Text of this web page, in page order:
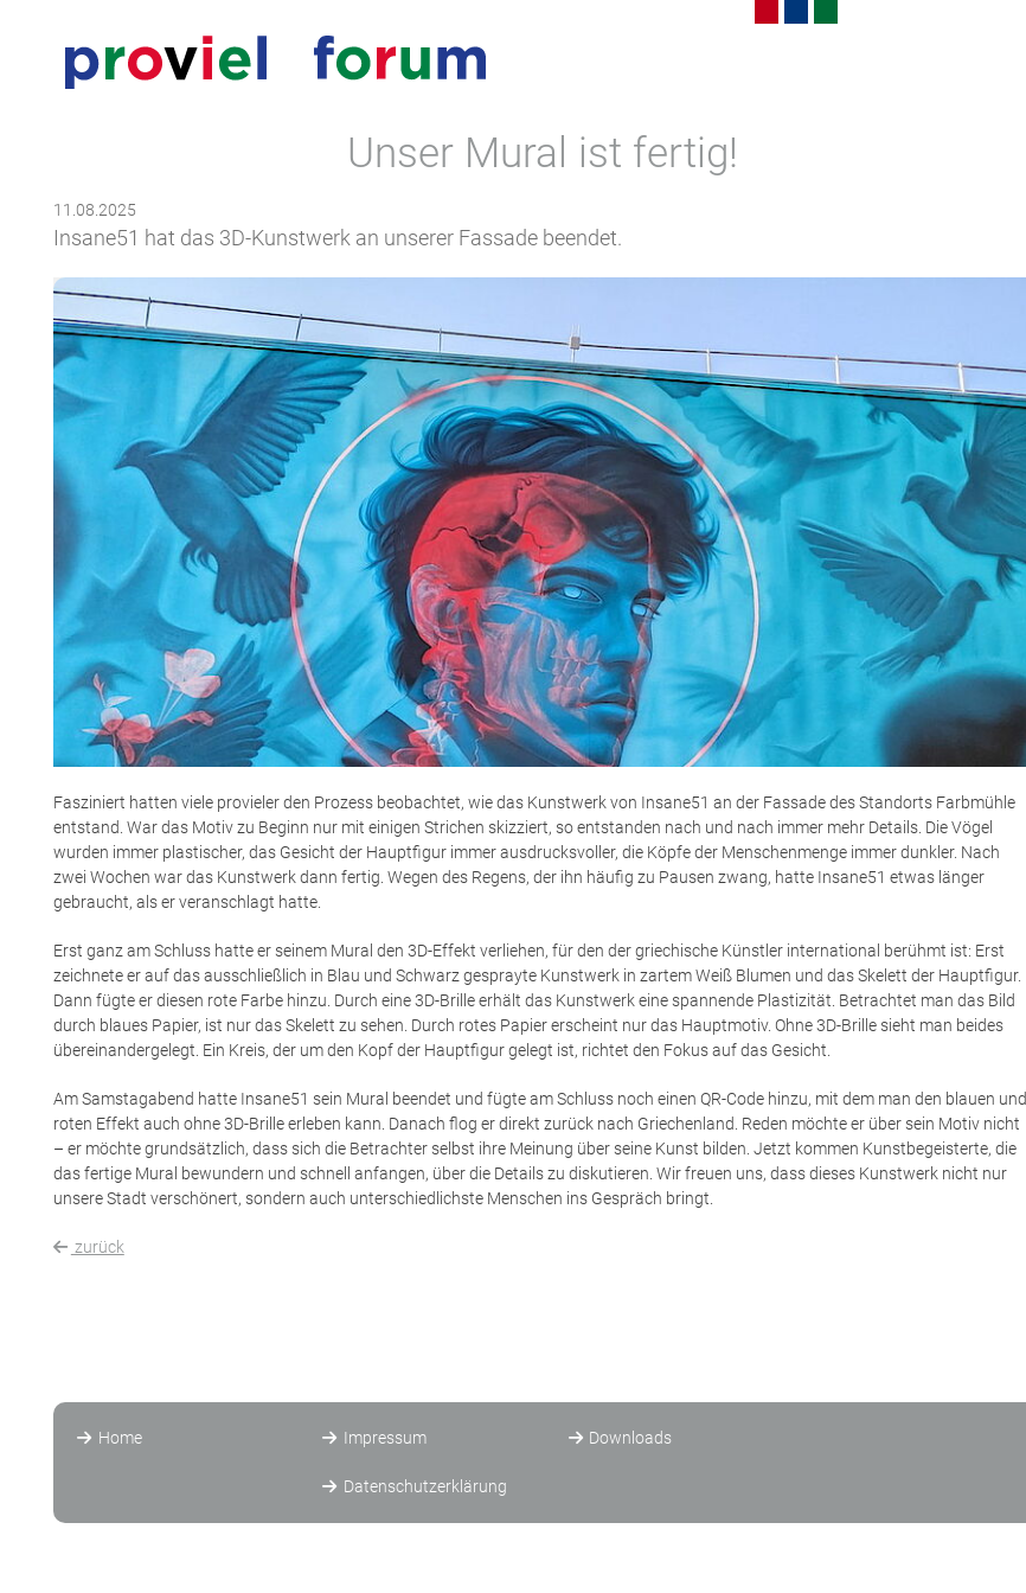
Unser Mural ist fertig!
11.08.2025
Insane51 hat das 3D-Kunstwerk an unserer Fassade beendet.
Fasziniert hatten viele provieler den Prozess beobachtet, wie das Kunstwerk von Insane51 an der Fassade des Standorts Farbmühle
entstand. War das Motiv zu Beginn nur mit einigen Strichen skizziert, so entstanden nach und nach immer mehr Details. Die Vögel
wurden immer plastischer, das Gesicht der Hauptfigur immer ausdrucksvoller, die Köpfe der Menschenmenge immer dunkler. Nach
zwei Wochen war das Kunstwerk dann fertig. Wegen des Regens, der ihn häufig zu Pausen zwang, hatte Insane51 etwas länger
gebraucht, als er veranschlagt hatte.
Erst ganz am Schluss hatte er seinem Mural den 3D-Effekt verliehen, für den der griechische Künstler international berühmt ist: Erst
zeichnete er auf das ausschließlich in Blau und Schwarz gesprayte Kunstwerk in zartem Weiß Blumen und das Skelett der Hauptfigur.
Dann fügte er diesen rote Farbe hinzu. Durch eine 3D-Brille erhält das Kunstwerk eine spannende Plastizität. Betrachtet man das Bild
durch blaues Papier, ist nur das Skelett zu sehen. Durch rotes Papier erscheint nur das Hauptmotiv. Ohne 3D-Brille sieht man beides
übereinandergelegt. Ein Kreis, der um den Kopf der Hauptfigur gelegt ist, richtet den Fokus auf das Gesicht.
Am Samstagabend hatte Insane51 sein Mural beendet und fügte am Schluss noch einen QR-Code hinzu, mit dem man den blauen und
roten Effekt auch ohne 3D-Brille erleben kann. Danach flog er direkt zurück nach Griechenland. Reden möchte er über sein Motiv nicht
– er möchte grundsätzlich, dass sich die Betrachter selbst ihre Meinung über seine Kunst bilden. Jetzt kommen Kunstbegeisterte, die
das fertige Mural bewundern und schnell anfangen, über die Details zu diskutieren. Wir freuen uns, dass dieses Kunstwerk nicht nur
unsere Stadt verschönert, sondern auch unterschiedlichste Menschen ins Gespräch bringt.
zurück
Home Impressum
Datenschutzerklärung
Downloads